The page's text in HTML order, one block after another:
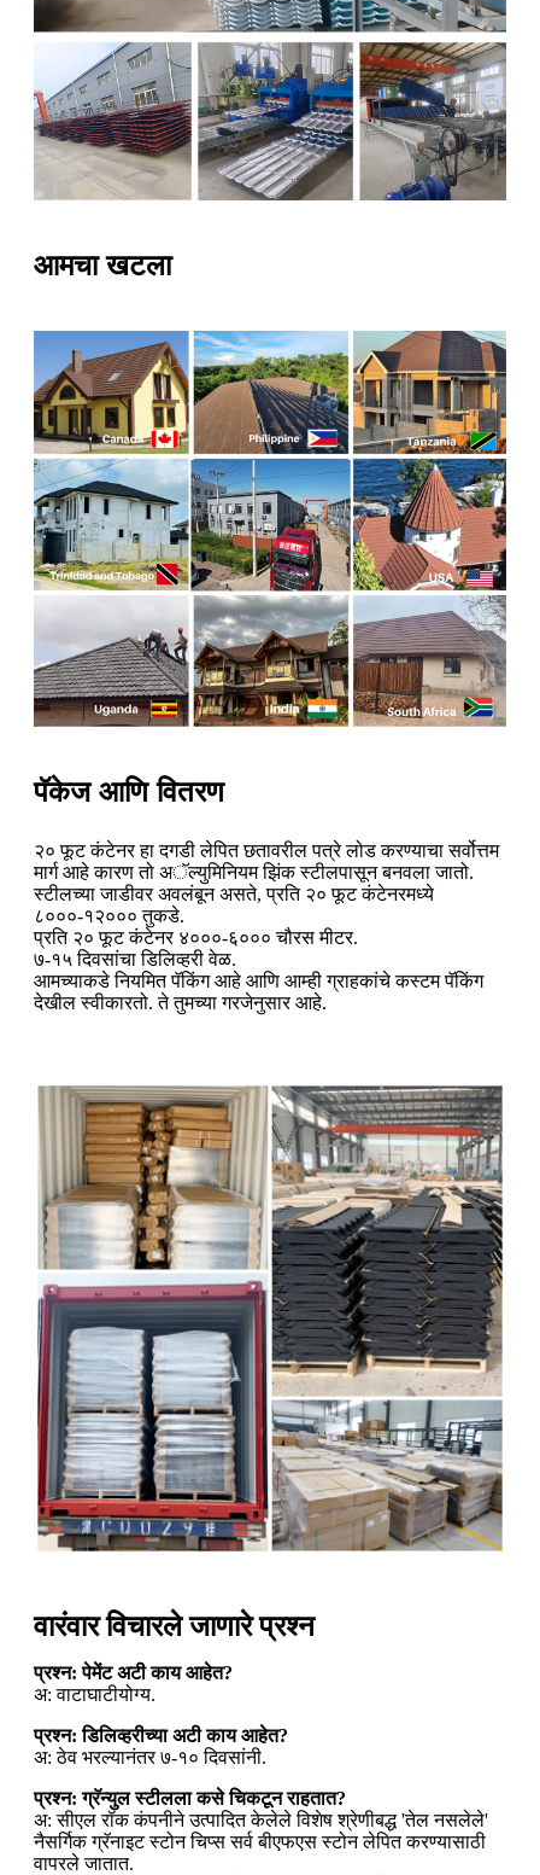
आमचा खटला
पॅकेज आणि वितरण
२० फूट कंटेनर हा दगडी लेपित छतावरील पत्रे लोड करण्याचा सर्वोत्तम
मार्ग आहे कारण तो अॅल्युमिनियम झिंक स्टीलपासून बनवला जातो.
स्टीलच्या जाडीवर अवलंबून असते, प्रति २० फूट कंटेनरमध्ये
८०००-१२००० तुकडे.
प्रति २० फूट कंटेनर ४०००-६००० चौरस मीटर.
७-१५ दिवसांचा डिलिव्हरी वेळ.
आमच्याकडे नियमित पॅकिंग आहे आणि आम्ही ग्राहकांचे कस्टम पॅकिंग
देखील स्वीकारतो. ते तुमच्या गरजेनुसार आहे.
वारंवार विचारले जाणारे प्रश्न
प्रश्न: पेमेंट अटी काय आहेत?
अ: वाटाघाटीयोग्य.
प्रश्न: डिलिव्हरीच्या अटी काय आहेत?
अ: ठेव भरल्यानंतर ७-१० दिवसांनी.
प्रश्न: ग्रॅन्युल स्टीलला कसे चिकटून राहतात?
अ: सीएल रॉक कंपनीने उत्पादित केलेले विशेष श्रेणीबद्ध 'तेल नसलेले'
नैसर्गिक ग्रॅनाइट स्टोन चिप्स सर्व बीएफएस स्टोन लेपित करण्यासाठी
वापरले जातात.